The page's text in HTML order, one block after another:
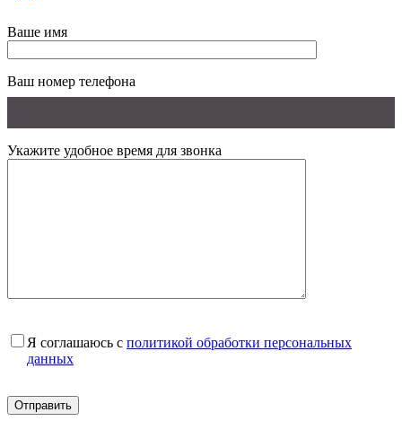
Ваше имя
Ваш номер телефона
Укажите удобное время для звонка
Я соглашаюсь с политикой обработки персональных
данных